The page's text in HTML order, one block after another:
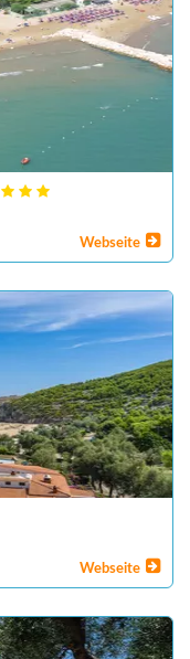
Webseite
Webseite